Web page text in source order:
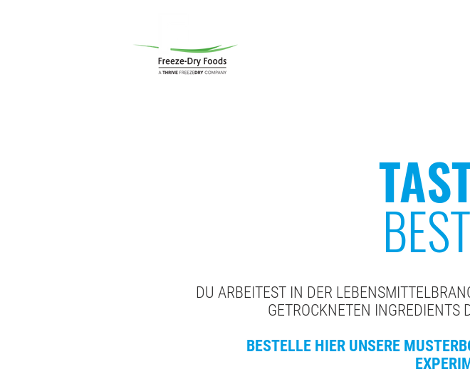
DU ARBEITEST IN DER
GETROCKNETEN INGREDIENTS
BESTELLE HIER UNSERE